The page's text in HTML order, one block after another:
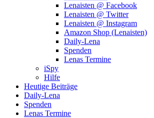
Lenaisten @ Facebook
Lenaisten @ Twitter
Lenaisten @ Instagram
Amazon Shop (Lenaisten)
Daily-Lena
Spenden
Lenas Termine
iSpy
Hilfe
Heutige Beiträge
Daily-Lena
Spenden
Lenas Termine